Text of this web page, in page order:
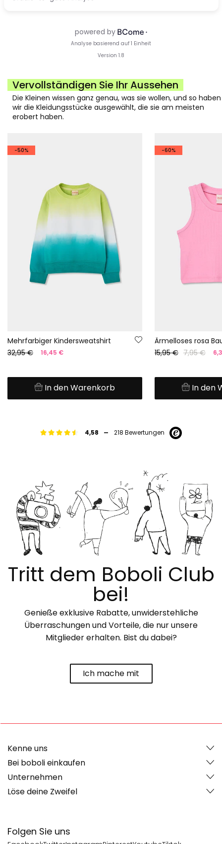
Vervollständigen Sie Ihr Aussehen
Die Kleinen wissen ganz genau, was sie wollen, und so haben
wir die Kleidungsstücke ausgewählt, die sie am meisten
erobert haben.
-50%
Mehrfarbiger Kindersweatshirt
32,95 €
16,45 €
In den Warenkorb
-60%
15,95 € 7,95 €
In den
4,58 - 218 Bewertungen
Tritt dem Boboli Club
bei!
Genieße exklusive Rabatte, unwiderstehliche
Überraschungen und Vorteile, die nur unsere
Mitglieder erhalten. Bist du dabei?
Ich mache mit
Folgen Sie uns
Kenne uns
Bei boboli einkaufen
Unternehmen
Löse deine Zweifel